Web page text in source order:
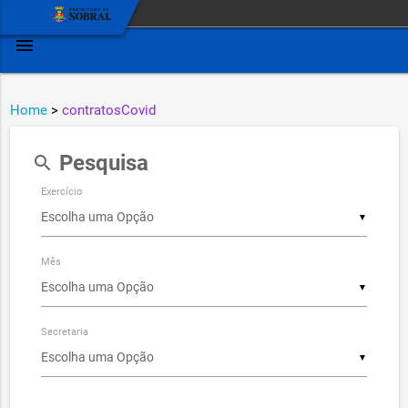
menu
Home > contratosCovid
search Pesquisa
▼
Exercício
▼
Mês
▼
Secretaria